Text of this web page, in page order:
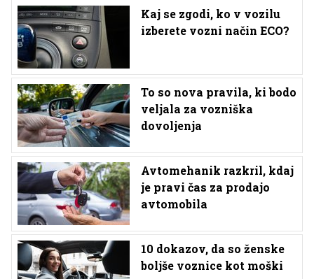
Kaj se zgodi, ko v vozilu
izberete vozni način ECO?
To so nova pravila, ki bodo
veljala za vozniška
dovoljenja
Avtomehanik razkril, kdaj
je pravi čas za prodajo
avtomobila
10 dokazov, da so ženske
boljše voznice kot moški